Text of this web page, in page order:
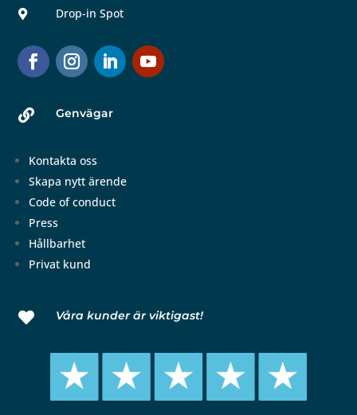
 Drop-in Spot
 Genvägar
Kontakta oss
Skapa nytt ärende
Code of conduct
Press
Hållbarhet
Privat kund
 Våra kunder är viktigast!